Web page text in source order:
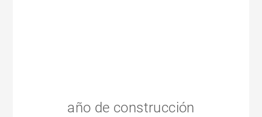
año de construcción